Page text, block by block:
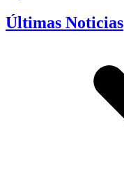
Últimas Noticias